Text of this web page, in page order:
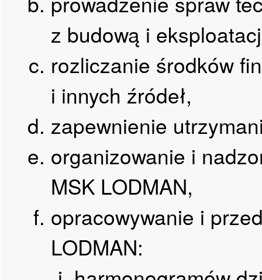
z budową i
rozliczanie środków
i innych źródeł,
zapewnienie
organizowanie i
MSK LODMAN,
opracowywanie i
LODMAN: